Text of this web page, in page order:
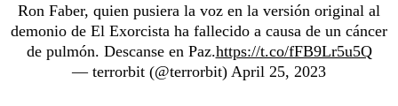
Ron Faber, quien pusiera la voz en la versión original al
demonio de El Exorcista ha fallecido a causa de un cáncer
de pulmón. Descanse en Paz.https://t.co/fFB9Lr5u5Q
— terrorbit (@terrorbit) April 25, 2023